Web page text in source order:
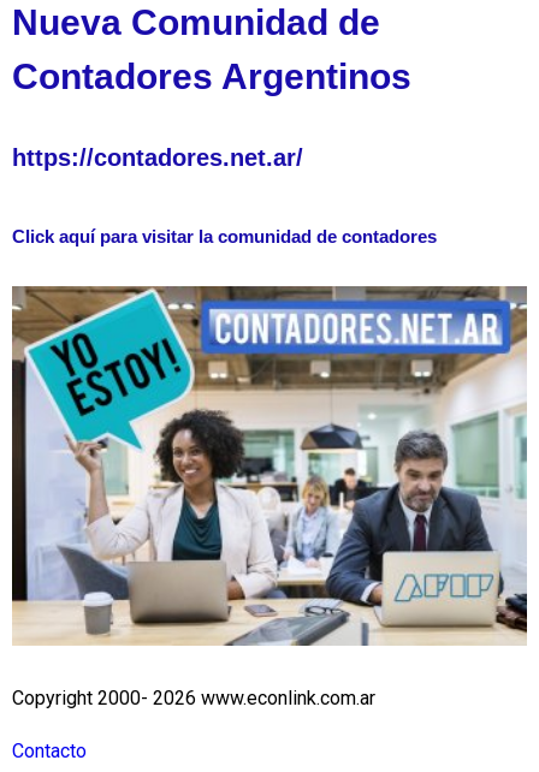
Nueva Comunidad de
Contadores Argentinos
https://contadores.net.ar/
Click aquí para visitar la comunidad de contadores
Copyright 2000- 2026 www.econlink.com.ar
Contacto